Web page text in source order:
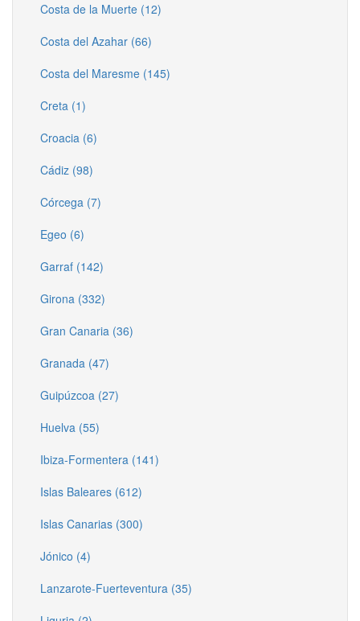
Costa de la Muerte (12)
Costa del Azahar (66)
Costa del Maresme (145)
Creta (1)
Croacia (6)
Cádiz (98)
Córcega (7)
Egeo (6)
Garraf (142)
Girona (332)
Gran Canaria (36)
Granada (47)
Guipúzcoa (27)
Huelva (55)
Ibiza-Formentera (141)
Islas Baleares (612)
Islas Canarias (300)
Jónico (4)
Lanzarote-Fuerteventura (35)